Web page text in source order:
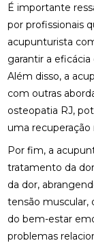
É importante
por profissionais
acupunturista
garantir a
Além disso, a
com outras
osteopatia RJ,
uma
Por fim, a
tratamento da
da dor,
tensão muscular,
do bem-estar
problemas
BENEFÍCIOS
MELHOR
CLÍNICA DE QUIROPRAXIA PERTO DE MIM:
ENCONTRE
ENCONTRE
ENCONTRE
CLÍNICA DE QUIROPRAXIA PERTO DE MIM:
LOCALIZE